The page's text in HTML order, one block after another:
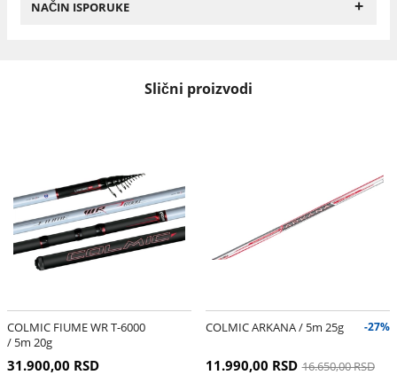
NAČIN ISPORUKE +
Slični proizvodi
COLMIC FIUME WR T-6000
/ 5m 20g
31.900,00 RSD
COLMIC ARKANA / 5m 25g -27%
11.990,00 RSD 16.650,00 RSD